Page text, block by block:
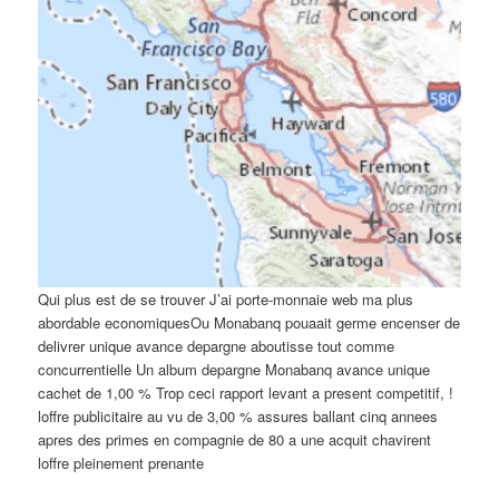
Qui plus est de se trouver J’ai porte-monnaie web ma plus
abordable economiquesOu Monabanq pouaait germe encenser de
delivrer unique avance depargne aboutisse tout comme
concurrentielle Un album depargne Monabanq avance unique
cachet de 1,00 % Trop ceci rapport levant a present competitif, !
loffre publicitaire au vu de 3,00 % assures ballant cinq annees
apres des primes en compagnie de 80 a une acquit chavirent
loffre pleinement prenante